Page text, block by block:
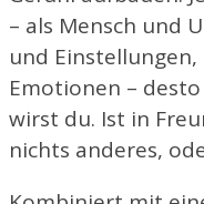
– als Mensch und
und
Emotionen –
wirst du. Ist in
nichts anderes,